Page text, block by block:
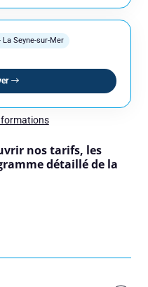
Seyne-sur-Mer
formations
nos tarifs, les
détaillé de la